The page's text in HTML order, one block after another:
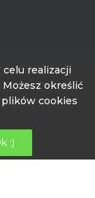
realizacji
określić
cookies
:)